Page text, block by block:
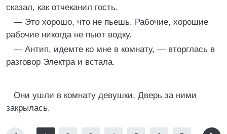
сказал, как отчеканил гость.
— Это хорошо, что не пьешь. Рабочие, хорошие
рабочие никогда не пьют водку.
— Антип, идемте ко мне в комнату, — вторглась в
разговор Электра и встала.
Они ушли в комнату девушки. Дверь за ними
закрылась.